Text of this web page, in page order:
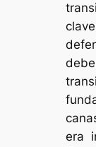
era